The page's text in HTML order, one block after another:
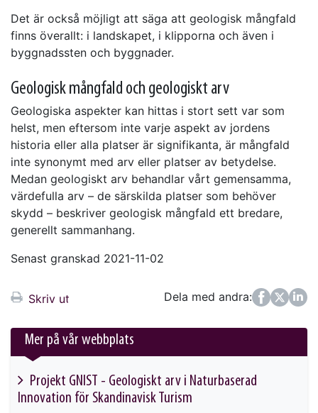
Det är också möjligt att säga att geologisk mångfald
finns överallt: i landskapet, i klipporna och även i
byggnadssten och byggnader.
Geologisk mångfald och geologiskt arv
Geologiska aspekter kan hittas i stort sett var som
helst, men eftersom inte varje aspekt av jordens
historia eller alla platser är signifikanta, är mångfald
inte synonymt med arv eller platser av betydelse.
Medan geologiskt arv behandlar vårt gemensamma,
värdefulla arv – de särskilda platser som behöver
skydd – beskriver geologisk mångfald ett bredare,
generellt sammanhang.
Senast granskad 2021-11-02
Skriv ut Dela med andra:
FacebookTwitter
LinkedIn
Mer på vår webbplats
Projekt GNIST - Geologiskt arv i Naturbaserad
Innovation för Skandinavisk Turism